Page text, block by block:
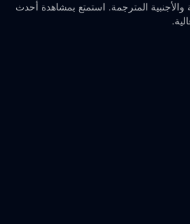
والأجنبية المترجمة. استمتع بمشاهدة أحدث